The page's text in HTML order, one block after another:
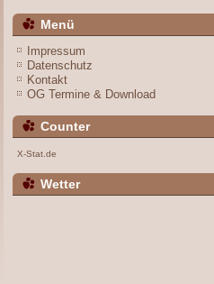
Menü
Impressum
Datenschutz
Kontakt
OG Termine & Download
Counter
X-Stat.de
Wetter